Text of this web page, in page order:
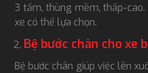
3 tấm, thùng mềm, thấp-
xe có thể lựa chọn.
Bệ bước chân cho xe
Bệ bước chân giúp việc lên